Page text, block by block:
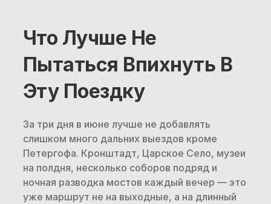
Что Лучше Не
Пытаться Впихнуть В
Эту Поездку
За три дня в июне лучше не добавлять
слишком много дальних выездов кроме
Петергофа. Кронштадт, Царское Село, музеи
на полдня, несколько соборов подряд и
ночная разводка мостов каждый вечер — это
уже маршрут не на выходные, а на длинный